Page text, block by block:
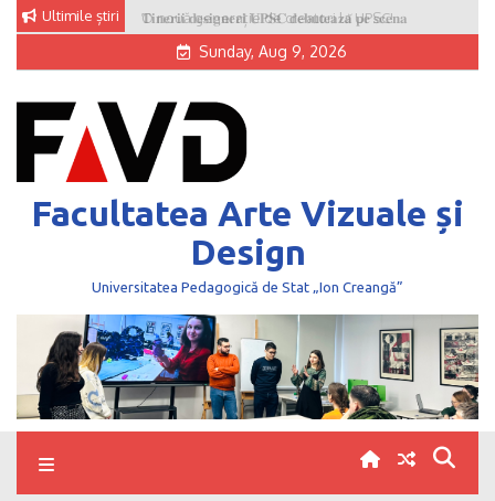
Skip
content
Ultimile știri O nouă generație de creatori la UPSC!
Sunday, Aug 9, 2026
Facultatea Arte Vizuale și
Design
Universitatea Pedagogică de Stat „Ion Creangă”